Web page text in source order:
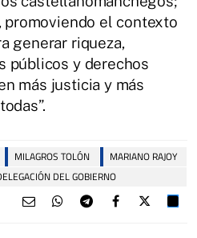
promoviendo el contexto
generar riqueza,
públicos y derechos
más justicia y más
MILAGROS TOLÓN
MARIANO RAJOY
DEL GOBIERNO